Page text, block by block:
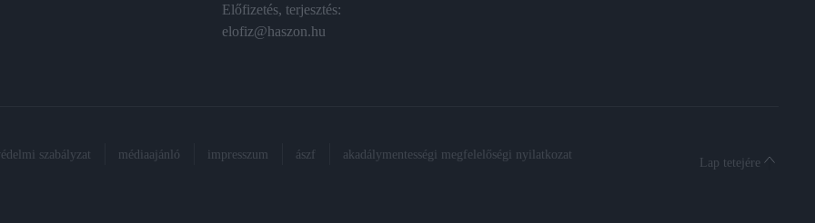
Előfizetés, terjesztés:
elofiz@haszon.hu
szabályzat médiaajánló impresszum ászf akadálymentességi megfelelőségi nyilatkozat
Lap tetejére